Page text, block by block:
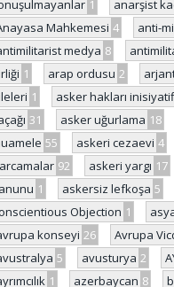
1 anarşist
Mahkemesi 4 anti-
medya 8
1 arap ordusu 2
1 asker hakları
31 asker uğurlama 18
55 askeri cezaevi 4
92 askeri yargı 17
1 askersiz lefkoşa 5
Objection 1
konseyi 26 Avrupa
5 avusturya 2
1 azerbaycan 8